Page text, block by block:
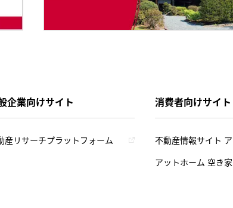
企業向けサイト
産リサーチプラットフォーム
消費者向けサイト
不動産情報サイト
アットホーム 空き